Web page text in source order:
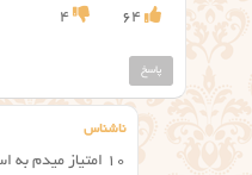
64
4
پاسخ
ناشناس
۱۰ امتیاز میدم به اسم الیسا. شما چطور؟